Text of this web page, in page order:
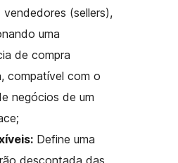
vendedores (sellers),
uma
de compra
compatível com o
negócios de um
Define uma